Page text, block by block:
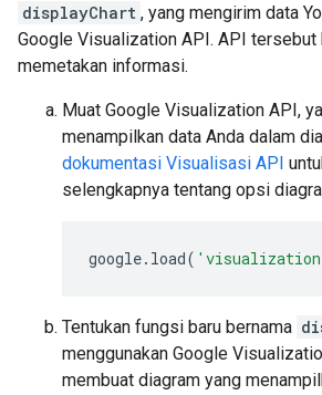
displayChart , yang mengirim data
Google Visualization API. API tersebut
memetakan informasi.
Muat Google Visualization API,
menampilkan data Anda dalam
dokumentasi Visualisasi API
selengkapnya tentang opsi
google. load(
Tentukan fungsi baru bernama
menggunakan Google
membuat diagram yang